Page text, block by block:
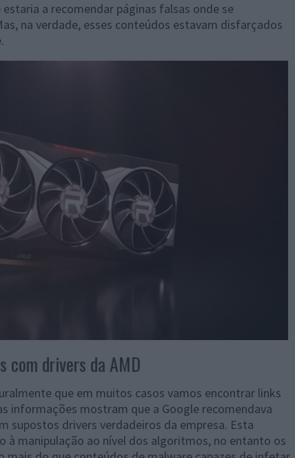
a recomendar páginas falsas onde se
na verdade, esses conteúdos estavam disfarçados
com drivers da AMD
que em muitos casos vamos encontrar links
informações mostram que a Google recomendava
supostos drivers verdadeiros da empresa. Esta
à manipulação ao nível dos algoritmos, no entanto os